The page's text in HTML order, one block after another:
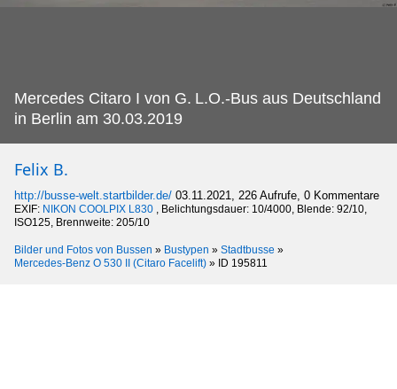
Mercedes Citaro I von G. L.O.-Bus aus Deutschland
in Berlin am 30.03.2019
Felix B.
http://busse-welt.startbilder.de/ 03.11.2021, 226 Aufrufe, 0 Kommentare
EXIF: NIKON COOLPIX L830 , Belichtungsdauer: 10/4000, Blende: 92/10,
ISO125, Brennweite: 205/10
Bilder und Fotos von Bussen » Bustypen » Stadtbusse »
Mercedes-Benz O 530 II (Citaro Facelift) » ID 195811